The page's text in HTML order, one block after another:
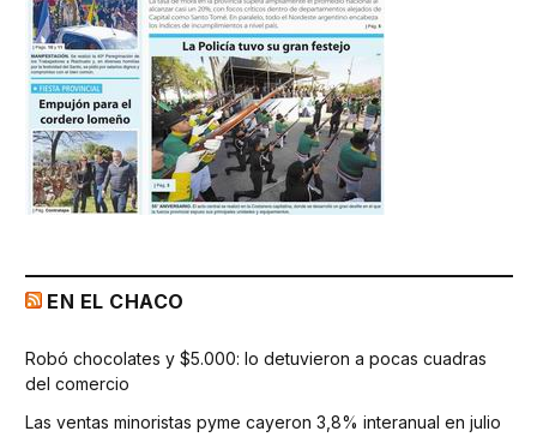
EN EL CHACO
Robó chocolates y $5.000: lo detuvieron a pocas cuadras
del comercio
Las ventas minoristas pyme cayeron 3,8% interanual en julio